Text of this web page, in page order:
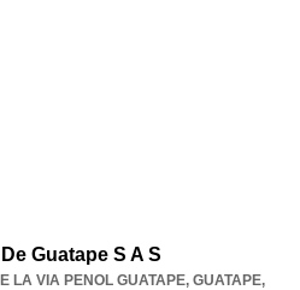
Guatape S A S
LA VIA PENOL GUATAPE, GUATAPE,